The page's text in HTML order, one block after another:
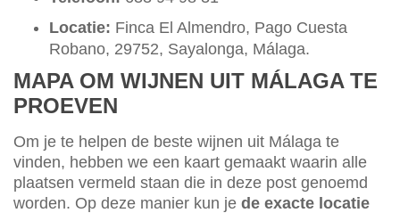
Locatie: Finca El Almendro, Pago Cuesta
Robano, 29752, Sayalonga, Málaga.
MAPA OM WIJNEN UIT MÁLAGA TE
PROEVEN
Om je te helpen de beste wijnen uit Málaga te
vinden, hebben we een kaart gemaakt waarin alle
plaatsen vermeld staan die in deze post genoemd
worden. Op deze manier kun je de exacte locatie